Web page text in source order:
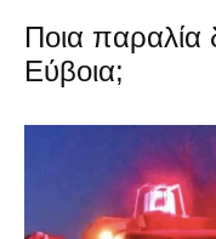
Ποια παραλία
Εύβοια;